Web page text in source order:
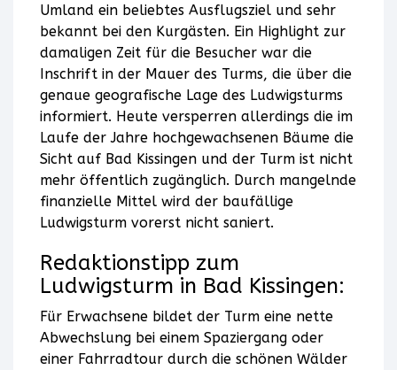
stimmen
Sie
der
Nutzung
des
Service
zu,
um
diese
Karte
Umland ein beliebtes Ausflugsziel und sehr
bekannt bei den Kurgästen. Ein Highlight zur
damaligen Zeit für die Besucher war die
Inschrift in der Mauer des Turms, die über die
genaue geografische Lage des Ludwigsturms
informiert. Heute versperren allerdings die im
Laufe der Jahre hochgewachsenen Bäume die
Sicht auf Bad Kissingen und der Turm ist nicht
mehr öffentlich zugänglich. Durch mangelnde
finanzielle Mittel wird der baufällige
Ludwigsturm vorerst nicht saniert.
Redaktionstipp zum
Ludwigsturm in Bad Kissingen:
Für Erwachsene bildet der Turm eine nette
Abwechslung bei einem Spaziergang oder
einer Fahrradtour durch die schönen Wälder